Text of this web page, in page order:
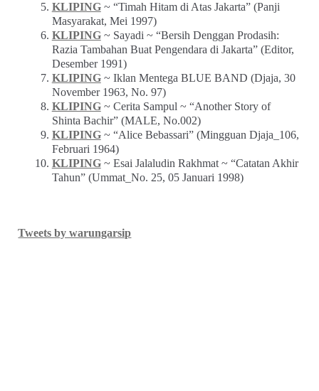
KLIPING~ “Timah Hitam di Atas Jakarta” (Panji
Masyarakat, Mei 1997)
KLIPING~ Sayadi ~ “Bersih Denggan Prodasih:
Razia Tambahan Buat Pengendara di Jakarta” (Editor,
Desember 1991)
KLIPING~ Iklan Mentega BLUE BAND (Djaja, 30
November 1963, No. 97)
KLIPING~ Cerita Sampul ~ “Another Story of
Shinta Bachir” (MALE, No.002)
KLIPING~ “Alice Bebassari” (Mingguan Djaja_106,
Februari 1964)
KLIPING~ Esai Jalaludin Rakhmat ~ “Catatan Akhir
Tahun” (Ummat_No. 25, 05 Januari 1998)
Tweets by warungarsip